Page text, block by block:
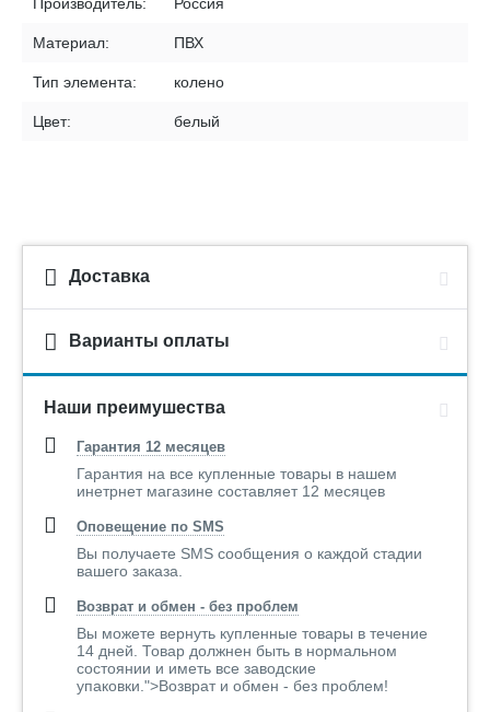
Материал: ПВХ
Тип элемента: колено
Цвет: белый
Доставка
Варианты оплаты
Наши преимушества
Гарантия 12 месяцев
Гарантия на все купленные товары в нашем
инетрнет магазине составляет 12 месяцев
Оповещение по SMS
Вы получаете SMS сообщения о каждой стадии
вашего заказа.
Возврат и обмен - без проблем
Вы можете вернуть купленные товары в течение
14 дней. Товар должнен быть в нормальном
состоянии и иметь все заводские
упаковки.">Возврат и обмен - без проблем!